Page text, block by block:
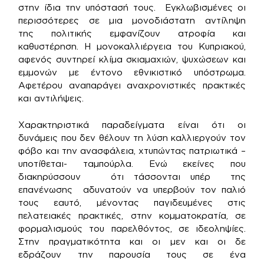
στην ίδια την υπόστασή τους. Εγκλωβισμένες οι
περισσότερες σε μια μονοδιάστατη αντίληψη
της πολιτικής εμφανίζουν ατροφία και
καθυστέρηση. Η μονοκαλλιέργεια του Κυπριακού,
αφενός συντηρεί κλίμα σκιαμαχιών, ψυχώσεων και
εμμονών με έντονο εθνικιστικό υπόστρωμα.
Αφετέρου αναπαράγει αναχρονιστικές πρακτικές
και αντιλήψεις.
Χαρακτηριστικά παραδείγματα είναι ότι οι
δυνάμεις που δεν θέλουν τη λύση καλλιεργούν τον
φόβο και την ανασφάλεια, χτυπώντας πατριωτικά –
υποτίθεται- ταμπούρλα. Ενώ εκείνες που
διακηρύσσουν ότι τάσσονται υπέρ της
επανένωσης αδυνατούν να υπερβούν τον παλιό
τους εαυτό, μένοντας παγιδευμένες στις
πελατειακές πρακτικές, στην κομματοκρατία, σε
φορμαλισμούς του παρελθόντος, σε ιδεοληψίες.
Στην πραγματικότητα και οι μεν και οι δε
εδράζουν την παρουσία τους σε ένα